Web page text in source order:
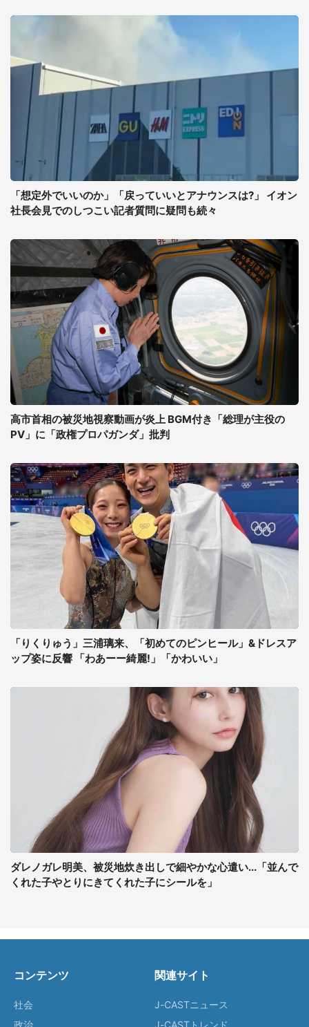
「想定外でいいのか」「戻っていいとアナウンスは?」 イオン
社長会見でのしつこい記者質問に疑問も続々
高市首相の被災地視察動画が炎上 BGM付き「総理が主役の
PV」に「政権プロパガンダ」批判
「りくりゅう」三浦璃来、「初めてのピンヒール」&ドレスア
ップ姿に反響 「わあーー綺麗!」「かわいい」
ダレノガレ明美、被災地炊き出しで細やかな心遣い...「並んで
くれた子やとりにきてくれた子にシールを」
コンテンツ
社会
政治
関連サイト
J-CASTニュース
J-CASTトレンド